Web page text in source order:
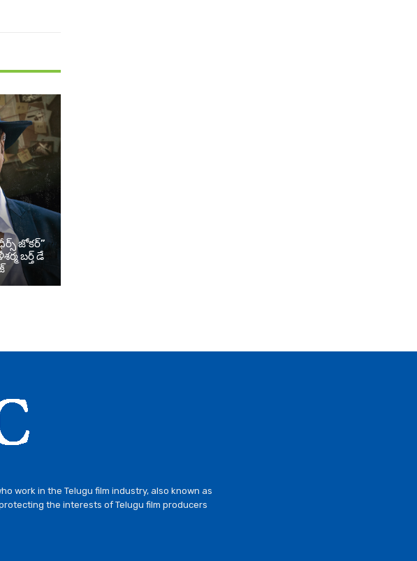
జోకర్”
బర్త్ డే
work in the Telugu film industry, also known as
the interests of Telugu film producers